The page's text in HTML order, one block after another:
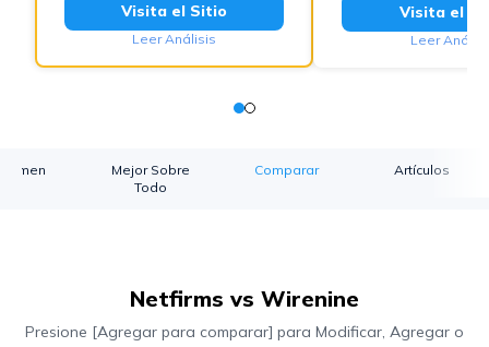
Visita el Sitio
Leer Análisis
Visita el
Leer
Mejor Sobre
Todo
Comparar Artículos
Netfirms vs Wirenine
Presione [Agregar para comparar] para Modificar, Agregar o